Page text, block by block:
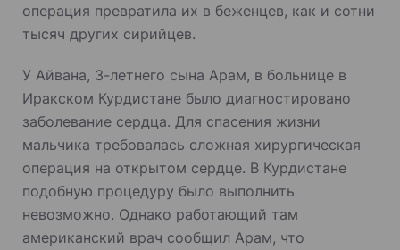
операция превратила их в беженцев, как и сотни
тысяч других сирийцев.
У Айвана, 3-летнего сына Арам, в больнице в
Иракском Курдистане было диагностировано
заболевание сердца. Для спасения жизни
мальчика требовалась сложная хирургическая
операция на открытом сердце. В Курдистане
подобную процедуру было выполнить
невозможно. Однако работающий там
американский врач сообщил Арам, что